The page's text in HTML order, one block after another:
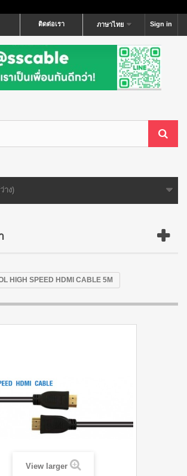
Sign in
ภาษาไทย
ติดต่อเรา
าง)
HIGH SPEED HDMI CABLE 5M
View larger